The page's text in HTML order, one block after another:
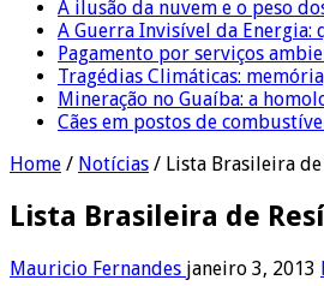
A ilusão da nuvem e o peso
A Guerra Invisível da
Pagamento por serviços
Tragédias Climáticas:
Mineração no Guaíba: a
Cães em postos de
Home / Notícias / Lista Brasileira
Lista Brasileira de
Mauricio Fernandes janeiro 3, 2013